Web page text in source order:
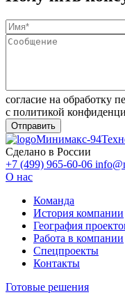
согласие на обработку
с политикой
Минимакс-94
Сделано в России
+7 (499) 965-60-06
О нас
Команда
История компании
География
Работа в компании
Спецпроекты
Контакты
Готовые решения